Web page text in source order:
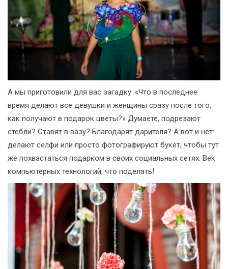
А мы приготовили для вас загадку: «Что в последнее
время делают все девушки и женщины сразу после того,
как получают в подарок цветы?» Думаете, подрезают
стебли? Ставят в вазу? Благодарят дарителя? А вот и нет:
делают селфи или просто фотографируют букет, чтобы тут
же похвастаться подарком в своих социальных сетях. Век
компьютерных технологий, что поделать!